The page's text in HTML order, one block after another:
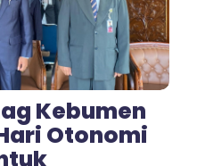
Kebumen
Otonomi